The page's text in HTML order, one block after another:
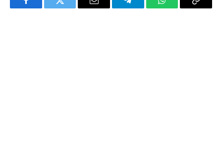
FacebookTwitter Email TelegramWhatsAppCopy